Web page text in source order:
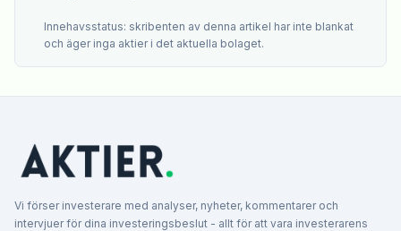
Innehavsstatus: skribenten av denna artikel har inte blankat
och äger inga aktier i det aktuella bolaget.
Vi förser investerare med analyser, nyheter, kommentarer och
intervjuer för dina investeringsbeslut - allt för att vara investerarens